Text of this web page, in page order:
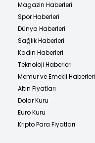
Magazin Haberleri
Spor Haberleri
Dünya Haberleri
Sağlık Haberleri
Kadın Haberleri
Teknoloji Haberleri
Memur ve Emekli Haberleri
Altın Fiyatları
Dolar Kuru
Euro Kuru
Kripto Para Fiyatları